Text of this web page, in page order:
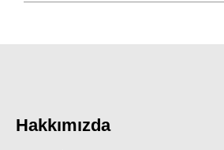
Hakkımızda